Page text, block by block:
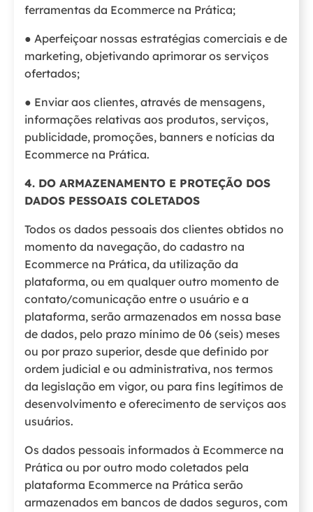
ferramentas da Ecommerce na Prática;
● Aperfeiçoar nossas estratégias comerciais e de
marketing, objetivando aprimorar os serviços
ofertados;
● Enviar aos clientes, através de mensagens,
informações relativas aos produtos, serviços,
publicidade, promoções, banners e notícias da
Ecommerce na Prática.
4. DO ARMAZENAMENTO E PROTEÇÃO DOS
DADOS PESSOAIS COLETADOS
Todos os dados pessoais dos clientes obtidos no
momento da navegação, do cadastro na
Ecommerce na Prática, da utilização da
plataforma, ou em qualquer outro momento de
contato/comunicação entre o usuário e a
plataforma, serão armazenados em nossa base
de dados, pelo prazo mínimo de 06 (seis) meses
ou por prazo superior, desde que definido por
ordem judicial e ou administrativa, nos termos
da legislação em vigor, ou para fins legítimos de
desenvolvimento e oferecimento de serviços aos
usuários.
Os dados pessoais informados à Ecommerce na
Prática ou por outro modo coletados pela
plataforma Ecommerce na Prática serão
armazenados em bancos de dados seguros, com